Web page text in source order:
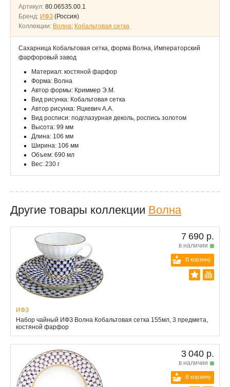
Артикул: 80.06535.00.1
Бренд: ИФЗ (Россия)
Коллекции: Волна; Кобальтовая сетка
Сахарница Кобальтовая сетка, форма Волна, Императорский
фарфоровый завод
Материал: костяной фарфор
Форма: Волна
Автор формы: Криммер Э.М.
Вид рисунка: Кобальтовая сетка
Автор рисунка: Яцкевич А.А.
Вид росписи: подглазурная деколь, роспись золотом
Высота: 99 мм
Длина: 106 мм
Ширина: 106 мм
Объем: 690 мл
Вес: 230 г
Другие товары коллекции Волна
7 690 р.
в наличии
В корзину
ИФЗ
Набор чайный ИФЗ Волна Кобальтовая сетка 155мл, 3 предмета,
костяной фарфор
3 040 р.
в наличии
В корзину